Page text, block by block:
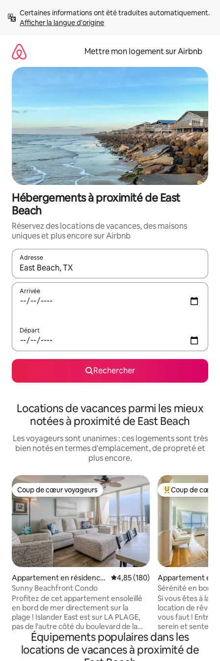
directement
Afficher la langue d'origine
Mettre mon logement sur Airbnb
Hébergements à proximité de East
Beach
Réservez des locations de vacances, des maisons
uniques et plus encore sur Airbnb
Adresse
Lorsque les résultats s'affichent, utilisez les flèches vers le
Arrivée
Départ
Rechercher
Locations de vacances parmi les mieux
notées à proximité de East Beach
Les voyageurs sont unanimes : ces logements sont très
bien notés en termes d'emplacement, de propreté et
plus encore.
Coup de cœur voyageurs
Coup de cœur voyageurs
Appartement en résidence
⋅ Galveston
Évaluation moyenne sur la
4,85 (180)
Sunny Beachfront Condo
Profitez de cet appartement ensoleillé
en bord de mer directement sur la
plage ! Islander East est sur LA PLAGE,
pas de l'autre côté du boulevard de la
digue. Vous disposerez d'un
appartement de 2 chambres au 4e
étage avec vue imprenable sur l'océan
Coups de cœur
Coup de cœur
Appartement en
⋅ Galveston
Sérénité en bord
Si vous êtes à la
location de rêve
vous faut ! Entrez dans cet appartement
serein et sentez
Vous ne pouvez
vous sentir
de la mer, du
Équipements populaires dans les
locations de vacances à proximité de